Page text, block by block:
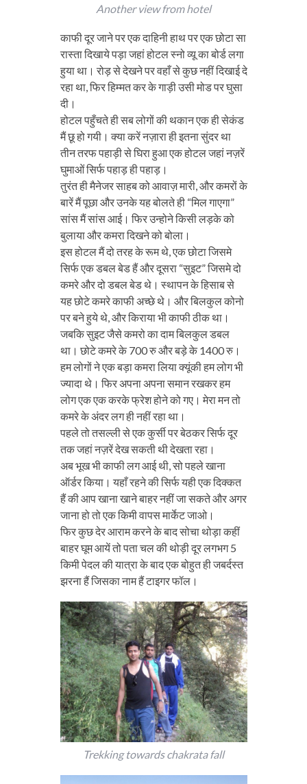
Another view from hotel
काफी दूर जाने पर एक दाहिनी हाथ पर एक छोटा सा
रास्ता दिखाये पड़ा जहां होटल स्नो व्यू का बोर्ड लगा
हुया था। रोड़ से देखने पर वहाँ से कुछ नहीं दिखाई दे
रहा था, फिर हिम्मत कर के गाड़ी उसी मोड पर घुसा
दी।
होटल पहुँचते ही सब लोगों की थकान एक ही सेकंड
मैं छू हो गयी। क्या करें नज़ारा ही इतना सुंदर था
तीन तरफ पहाड़ी से घिरा हुआ एक होटल जहां नज़रें
घुमाओं सिर्फ पहाड़ ही पहाड़।
तुरंत ही मैनेजर साहब को आवाज़ मारी, और कमरों के
बारें मैं पूछा और उनके यह बोलते ही “मिल गाएगा”
सांस मैं सांस आई। फिर उन्होने किसी लड़के को
बुलाया और कमरा दिखने को बोला।
इस होटल मैं दो तरह के रूम थे, एक छोटा जिसमे
सिर्फ एक डबल बेड हैं और दूसरा “सुइट” जिसमे दो
कमरे और दो डबल बेड थे। स्थापन के हिसाब से
यह छोटे कमरे काफी अच्छे थे। और बिलकुल कोनो
पर बने हुये थे, और किराया भी काफी ठीक था।
जबकि सुइट जैसे कमरो का दाम बिलकुल डबल
था। छोटे कमरे के 700 रु और बड़े के 1400 रु।
हम लोगों ने एक बड़ा कमरा लिया क्यूंकी हम लोग भी
ज्यादा थे। फिर अपना अपना समान रखकर हम
लोग एक एक करके फ्रेश होने को गए। मेरा मन तो
कमरे के अंदर लग ही नहीं रहा था।
पहले तो तसल्ली से एक कुर्सी पर बेठकर सिर्फ दूर
तक जहां नज़रें देख सकती थी देखता रहा।
अब भूख भी काफी लग आई थी, सो पहले खाना
ऑर्डर किया। यहाँ रहने की सिर्फ यही एक दिक्कत
हैं की आप खाना खाने बाहर नहीं जा सकते और अगर
जाना हो तो एक किमी वापस मार्केट जाओ।
फिर कुछ देर आराम करने के बाद सोचा थोड़ा कहीं
बाहर घूम आयें तो पता चल की थोड़ी दूर लगभग 5
किमी पेदल की यात्रा के बाद एक बोहुत ही जबर्दस्त
झरना हैं जिसका नाम हैं टाइगर फॉल।
Trekking towards chakrata fall